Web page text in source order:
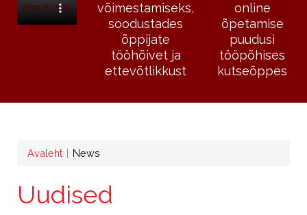
võimestamiseks,
soodustades
õppijate
tööhõivet ja
ettevõtlikkust
online
õpetamise
puudusi
tööpõhises
kutseõppes
Leivapuru
Avaleht News
Uudised